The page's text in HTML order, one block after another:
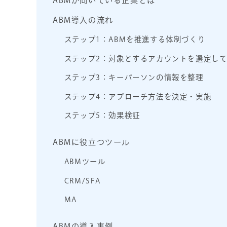
ABM導入の流れ
ステップ1：ABMを推進する体制づくり
ステップ2：対象とするアカウントを選定し
ステップ3：キーパーソンの情報を整理
ステップ4：アプローチ方法を決定・実施
ステップ5：効果検証
ABMに役立つツール
ABMツール
CRM/SFA
MA